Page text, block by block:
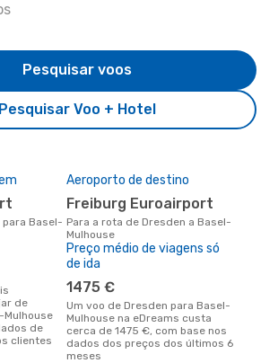
Pesquisar Voo + Hotel
Pesquisar voos
Aeroporto de destino
Freiburg Euroairport
Para a rota de Dresden a Basel-
Mulhouse
de
Mulhouse
de
clientes
Preço médio de viagens só
de ida
1475 €
Um voo de Dresden para Basel-
Mulhouse na eDreams custa
cerca de 1475 €, com base nos
dados dos preços dos últimos 6
meses